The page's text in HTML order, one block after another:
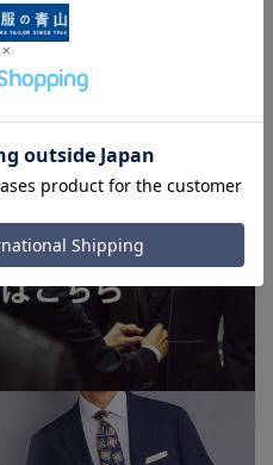
により欠品が発生し、ご注文
。予めご了承ください。
ても、ご注文のタイミングに